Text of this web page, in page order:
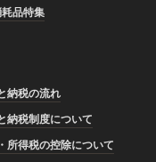
品特集
納税の流れ
納税制度について
所得税の控除について